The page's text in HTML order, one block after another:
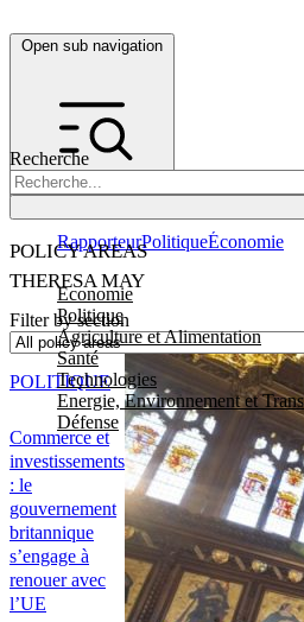
Open sub navigation
Recherche
POLICY AREAS
Economie
Politique
Agriculture et Alimentation
Santé
Technologies
Energie, Environnement et
Défense
RapporteurPolitiqueÉconomie
THERESA MAY
Filter by section
Commerce et
investissements
: le
gouvernement
britannique
s’engage à
renouer avec
l’UE
POLITIQUE